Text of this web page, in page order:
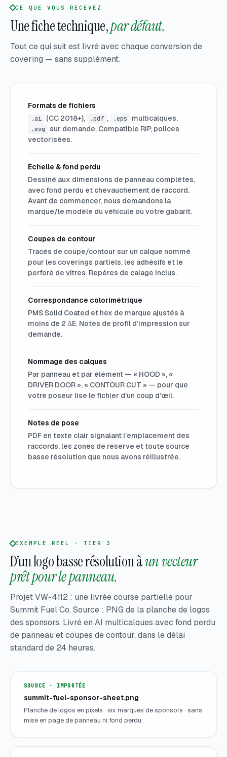
CE QUE VOUS RECEVEZ
Une fiche technique,par défaut.
Tout ce qui suit est livré avec chaque conversion de
covering — sans supplément.
Formats de fichiers
.ai (CC 2018+), .pdf , .eps multicalques.
.svg
sur demande. Compatible RIP, polices
vectorisées.
Échelle & fond perdu
Dessiné aux dimensions de panneau complètes,
avec fond perdu et chevauchement de raccord.
Avant de commencer, nous demandons la
marque/le modèle du véhicule ou votre gabarit.
Coupes de contour
Tracés de coupe/contour sur un calque nommé
pour les coverings partiels, les adhésifs et le
perforé de vitres. Repères de calage inclus.
Correspondance colorimétrique
PMS Solid Coated et hex de marque ajustés à
moins de 2 ΔE. Notes de profil d’impression sur
demande.
Nommage des calques
Par panneau et par élément — « HOOD », «
DRIVER DOOR », « CONTOUR CUT » — pour que
votre poseur lise le fichier d’un coup d’œil.
Notes de pose
PDF en texte clair signalant l’emplacement des
raccords, les zones de réserve et toute source
basse résolution que nous avons réillustrée.
EXEMPLE RÉEL · TIER 3
D’un logo basse résolution àun vecteur
prêt pour le panneau.
Projet VW-4112 : une livrée course partielle pour
Summit Fuel Co. Source : PNG de la planche de logos
des sponsors. Livré en AI multicalques avec fond perdu
de panneau et coupes de contour, dans le délai
standard de 24 heures.
SOURCE · IMPORTÉE
summit-fuel-sponsor-sheet.png
Planche de logos en pixels · six marques de sponsors · sans
mise en page de panneau ni fond perdu